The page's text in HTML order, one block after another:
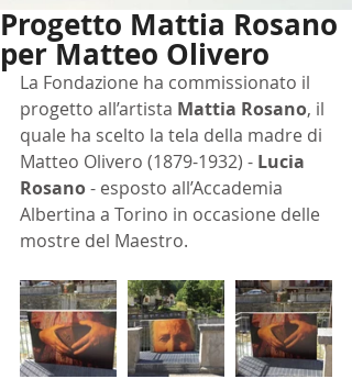
Progetto Mattia Rosano
per Matteo Olivero
La Fondazione ha commissionato il
progetto all’artista Mattia Rosano, il
quale ha scelto la tela della madre di
Matteo Olivero (1879-1932) - Lucia
Rosano - esposto all’Accademia
Albertina a Torino in occasione delle
mostre del Maestro.